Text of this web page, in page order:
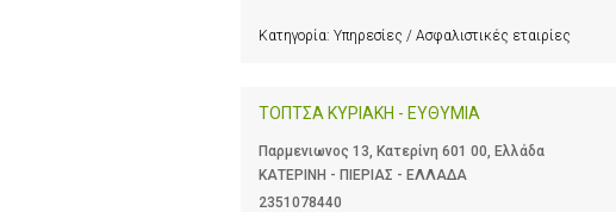
Κατηγορία: Υπηρεσίες / Ασφαλιστικές εταιρίες
ΤΟΠΤΣΑ ΚΥΡΙΑΚΗ - ΕΥΘΥΜΙΑ
Παρμενιωνος 13, Κατερίνη 601 00, Ελλάδα
ΚΑΤΕΡΙΝΗ - ΠΙΕΡΙΑΣ - ΕΛΛΑΔΑ
2351078440